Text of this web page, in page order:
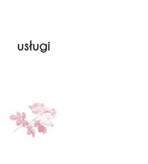
usługi